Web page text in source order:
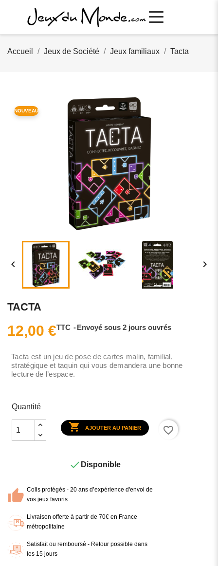
Accueil Jeux de Société Jeux familiaux Tacta
NOUVEAU
 
TACTA
12,00 €TTC Envoyé sous 2 jours ouvrés
Tacta est un jeu de pose de cartes malin, familial,
stratégique et taquin qui vous demandera une bonne
lecture de l’espace.
Quantité
 AJOUTER AU PANIER favorite_border
 Disponible
Colis protégés - 20 ans d’expérience d'envoi de
vos jeux favoris
Livraison offerte à partir de 70€ en France
métropolitaine
Satisfait ou remboursé - Retour possible dans
les 15 jours